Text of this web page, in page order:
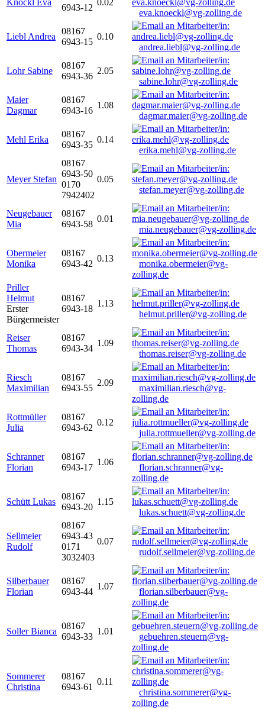
Knöckl Eva
6943-12
0.02
eva.knoeckl@vg-zolling.de
Liebl Andrea
08167
6943-15
0.10
andrea.liebl@vg-zolling.de
Lohr Sabine
08167
6943-36
2.05
sabine.lohr@vg-zolling.de
Maier
Dagmar
08167
6943-16
1.08
dagmar.maier@vg-zolling.de
Mehl Erika
08167
6943-35
0.14
erika.mehl@vg-zolling.de
Meyer Stefan
08167
6943-50
0170
7942402
0.05
stefan.meyer@vg-zolling.de
Neugebauer
Mia
08167
6943-58
0.01
mia.neugebauer@vg-zolling.de
Obermeier
Monika
08167
6943-42
0.13
monika.obermeier@vg-
zolling.de
Priller
Helmut
Erster
Bürgermeister
08167
6943-18
1.13
helmut.priller@vg-zolling.de
Reiser
Thomas
08167
6943-34
1.09
thomas.reiser@vg-zolling.de
Riesch
Maximilian
08167
6943-55
2.09
maximilian.riesch@vg-
zolling.de
Rottmüller
Julia
08167
6943-62
0.12
julia.rottmueller@vg-zolling.de
Schranner
Florian
08167
6943-17
1.06
florian.schranner@vg-
zolling.de
Schütt Lukas
08167
6943-20
1.15
lukas.schuett@vg-zolling.de
Sellmeier
Rudolf
08167
6943-43
0171
3032403
0.07
rudolf.sellmeier@vg-zolling.de
Silberbauer
Florian
08167
6943-44
1.07
florian.silberbauer@vg-
zolling.de
Soller Bianca
08167
6943-33
1.01
gebuehren.steuern@vg-
zolling.de
Sommerer
Christina
08167
6943-61
0.11
christina.sommerer@vg-
zolling.de